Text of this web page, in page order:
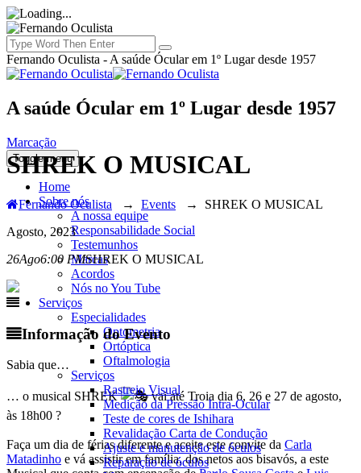
Fernando Oculista - A saúde Ócular em 1º Lugar desde 1957
A saúde Ócular em 1º Lugar desde 1957
Marcação
Toggle menu
Home
Sobre nós
A nossa equipe
Responsabilidade Social
Testemunhos
Marcas
Acordos
Nós no You Tube
Serviços
Especialidades
Optometria
Ortóptica
Oftalmologia
Serviços
Rastreio Visual
Medição da Pressão Intra-Ocular
Teste de cores de Ishihara
Revalidação Carta de Condução
Ajuste e manutenção de óculos
Reparação de óculos
SHREK O MUSICAL
Fernando Oculista → Events → SHREK O MUSICAL
Agosto, 2023
26Ago6:00 PMSHREK O MUSICAL
Informação do Evento
Sabia que…
… o musical SHREK
vai até Troia dia 6, 26 e 27 de agosto,
às 18h00 ?
Faça um dia de férias diferente e aceite este convite da Carla
Matadinho e vá assistir em família, dos netos aos bisavós, a este